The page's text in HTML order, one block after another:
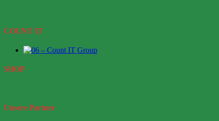
COUNT IT
SHOP
Unsere Partner